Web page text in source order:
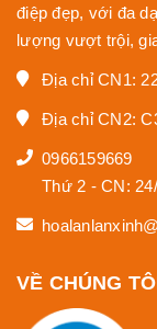
điệp đẹp, với đa
lượng vượt trội,
Địa chỉ CN1:
Địa chỉ CN2:
0966159669
Thứ 2 - CN:
VỀ CHÚNG